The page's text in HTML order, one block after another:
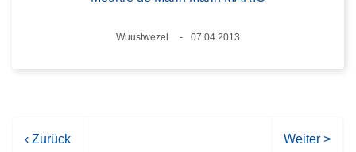
Standort
Wuustwezel
07.04.2013
V
‹ Zurück
N
Weiter >